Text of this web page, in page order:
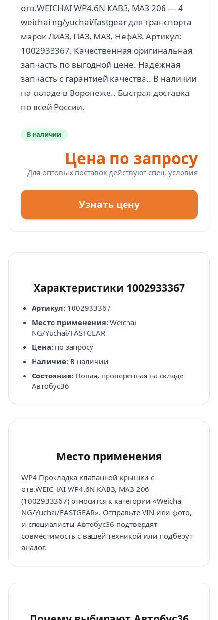
отв.WEICHAI WP4.6N КАВЗ, МАЗ 206 — 4
weichai ng/yuchai/fastgear для транспорта
марок ЛиАЗ, ПАЗ, МАЗ, НефАЗ. Артикул:
1002933367. Качественная оригинальная
запчасть по выгодной цене. Надёжная
запчасть с гарантией качества.. В наличии
на складе в Воронеже.. Быстрая доставка
В наличии
Цена по запросу
Для оптовых поставок действуют спец. условия
Узнать цену
Характеристики 1002933367
Артикул:1002933367
Место применения:Weichai
NG/Yuchai/FASTGEAR
Цена:по запросу
Наличие:В наличии
Состояние:Новая, проверенная на складе
Автобус36
Место применения
WP4 Прокладка клапанной крышки с
отв.WEICHAI WP4.6N КАВЗ, МАЗ 206
(1002933367) относится к категории «Weichai
NG/Yuchai/FASTGEAR». Отправьте VIN или фото,
и специалисты Автобус36 подтвердят
совместимость с вашей техникой или подберут
аналог.